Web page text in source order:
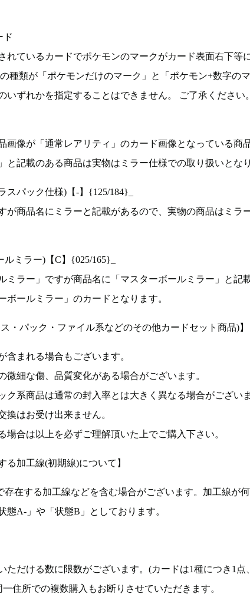
ド
れているカードでポケモンのマークがカード表面右下等
種類が「ポケモンだけのマーク」と「ポケモン+数字のマ
いずれかを指定することはできません。 ご了承ください
画像が「通常レアリティ」のカード画像となっている商
と記載のある商品は実物はミラー仕様での取り扱いとなり
スパック仕様)【-】{125/184}_
が商品名にミラーと記載があるので、実物の商品はミラ
ミラー)【C】{025/165}_
ミラー」ですが商品名に「マスターボールミラー」と記
ボールミラー」のカードとなります。
・パック・ファイル系などのその他カードセット商品)】
含まれる場合もございます。
微細な傷、品質変化がある場合がございます。
ク系商品は通常の封入率とは大きく異なる場合がございま
換はお受け出来ません。
場合は以上を必ずご理解頂いた上でご購入下さい。
る加工線(初期線)について】
在する加工線などを含む場合がございます。加工線が何
態A-」や「状態B」としております。
ただける数に限数がございます。(カードは1種につき1点
住所での複数購入もお断りさせていただきます。